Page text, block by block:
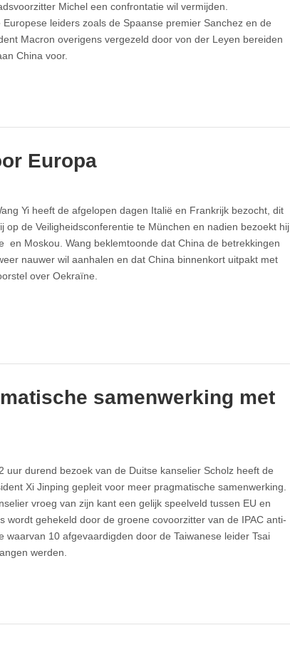
Michel een confrontatie wil vermijden.
Europese leiders zoals de Spaanse premier Sanchez en de
Macron overigens vergezeld door von der Leyen bereiden
China voor.
Europa
Yi heeft de afgelopen dagen Italië en Frankrijk bezocht, dit
op de Veiligheidsconferentie te München en nadien bezoekt hij
en Moskou. Wang beklemtoonde dat China de betrekkingen
nauwer wil aanhalen en dat China binnenkort uitpakt met
over Oekraïne.
samenwerking met
uur durend bezoek van de Duitse kanselier Scholz heeft de
Xi Jinping gepleit voor meer pragmatische samenwerking.
vroeg van zijn kant een gelijk speelveld tussen EU en
wordt gehekeld door de groene covoorzitter van de IPAC anti-
waarvan 10 afgevaardigden door de Taiwanese leider Tsai
werden.